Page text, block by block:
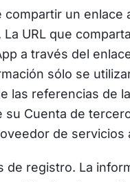
compartir un
URL que
a través del
sólo se
las referencias de
Cuenta de
de servicios
de registro. La